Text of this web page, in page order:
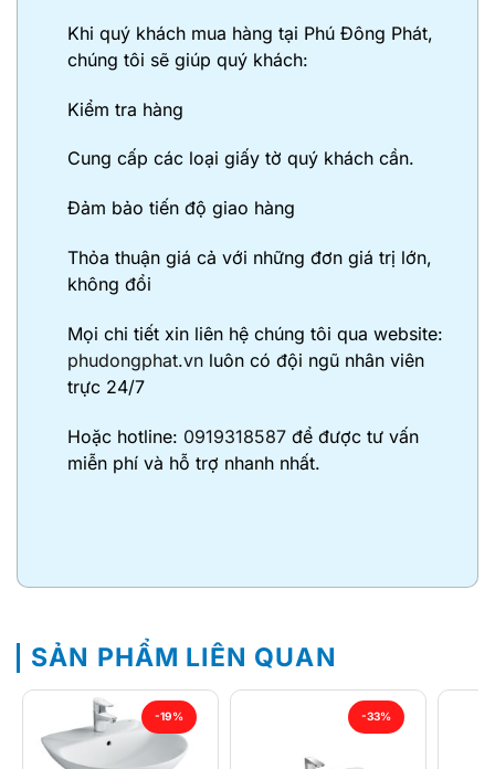
Khi quý khách mua hàng tại Phú Đông Phát,
chúng tôi sẽ giúp quý khách:
Kiểm tra hàng
Cung cấp các loại giấy tờ quý khách cần.
Đảm bảo tiến độ giao hàng
Thỏa thuận giá cả với những đơn giá trị lớn,
không đổi
Mọi chi tiết xin liên hệ chúng tôi qua website:
phudongphat.vnluôn có đội ngũ nhân viên
trực 24/7
Hoặc hotline: 0919318587để được tư vấn
miễn phí và hỗ trợ nhanh nhất.
SẢN PHẨM LIÊN QUAN
-19% -33%